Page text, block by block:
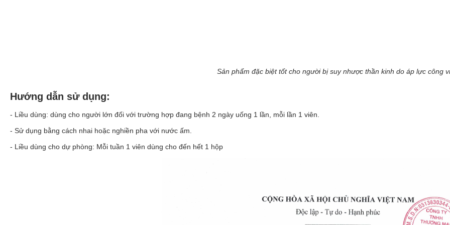
Sản phẩm đặc biệt tốt cho người bị suy nhược thần kinh do áp lực công
Hướng dẫn sử dụng:
- Liều dùng: dùng cho người lớn đối với trường hợp đang bệnh 2 ngày uống 1 lần, mỗi lần 1 viên.
- Sử dụng bằng cách nhai hoặc nghiền pha với nước ấm.
- Liều dùng cho dự phòng: Mỗi tuần 1 viên dùng cho đến hết 1 hộp